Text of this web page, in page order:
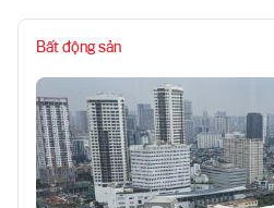
Bất động sản